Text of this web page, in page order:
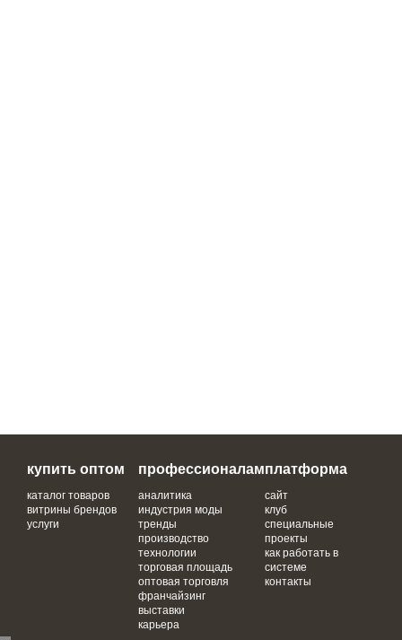
купить оптом
каталог товаров
витрины брендов
услуги
профессионалам
аналитика
индустрия моды
тренды
производство
технологии
торговая площадь
оптовая торговля
франчайзинг
выставки
карьера
платформа
сайт
клуб
специальные
проекты
как работать в
системе
контакты